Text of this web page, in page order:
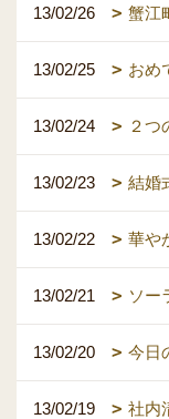
13/02/26 蟹江
13/02/25 おめ
13/02/24 ２つ
13/02/23 結婚
13/02/22 華や
13/02/21 ソー
13/02/20 今日
13/02/19 社内